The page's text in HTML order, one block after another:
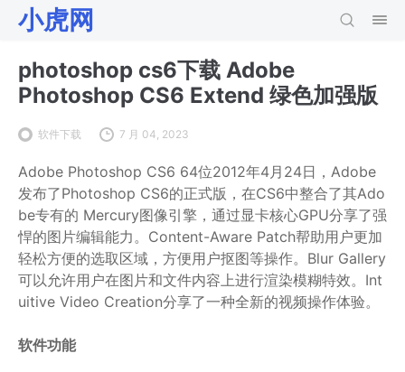
小虎网
photoshop cs6下载 Adobe
Photoshop CS6 Extend 绿色加强版
软件下载 7 月 04, 2023
Adobe Photoshop CS6 64位2012年4月24日，Adobe
发布了Photoshop CS6的正式版，在CS6中整合了其Ado
be专有的 Mercury图像引擎，通过显卡核心GPU分享了强
悍的图片编辑能力。Content-Aware Patch帮助用户更加
轻松方便的选取区域，方便用户抠图等操作。Blur Gallery
可以允许用户在图片和文件内容上进行渲染模糊特效。Int
uitive Video Creation分享了一种全新的视频操作体验。
软件功能